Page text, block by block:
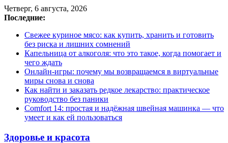
Четверг, 6 августа, 2026
Последние:
Свежее куриное мясо: как купить, хранить и готовить
без риска и лишних сомнений
Капельница от алкоголя: что это такое, когда помогает и
чего ждать
Онлайн-игры: почему мы возвращаемся в виртуальные
миры снова и снова
Как найти и заказать редкое лекарство: практическое
руководство без паники
Comfort 14: простая и надёжная швейная машинка — что
умеет и как ей пользоваться
Здоровье и красота